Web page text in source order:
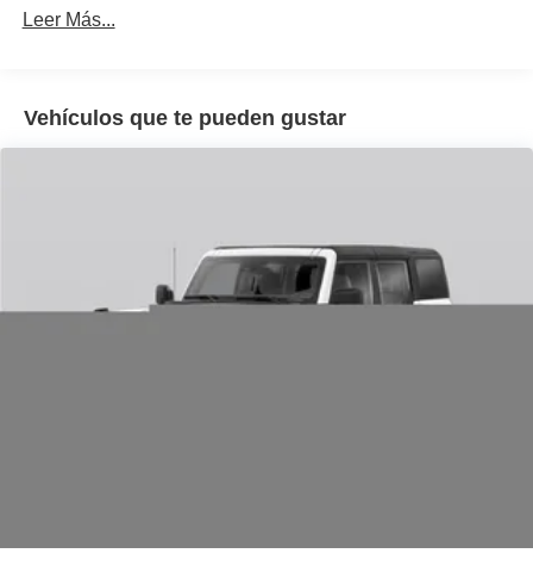
Leer Más...
Vehículos que te pueden gustar